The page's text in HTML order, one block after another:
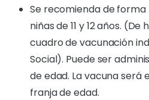
Se recomienda de forma
niñas de 11 y 12 años.
cuadro de vacunación
Social). Puede ser
de edad. La vacuna será
franja de edad.